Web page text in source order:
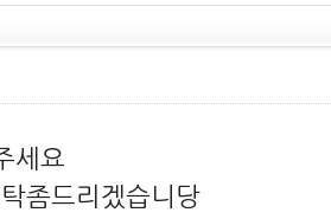
세요
좀드리겠습니당